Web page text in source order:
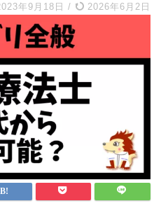
年9月18日 / 2026年6月2日